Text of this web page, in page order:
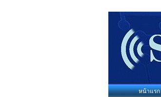
หน้าแรก